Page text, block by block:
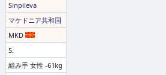
Sinpileva
マケドニア共和国
MKD
5.
組み手 女性 -61kg